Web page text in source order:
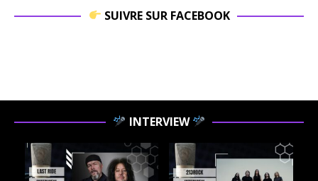
SUIVRE SUR FACEBOOK
INTERVIEW